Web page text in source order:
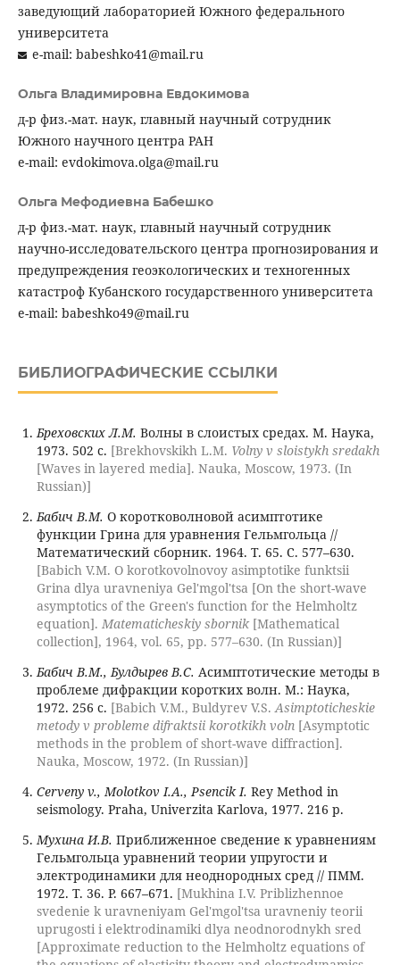
заведующий лабораторией Южного федерального
университета
e-mail: babeshko41@mail.ru
Ольга Владимировна Евдокимова
д-р физ.-мат. наук, главный научный сотрудник
Южного научного центра РАН
e-mail: evdokimova.olga@mail.ru
Ольга Мефодиевна Бабешко
д-р физ.-мат. наук, главный научный сотрудник
научно-исследовательского центра прогнозирования и
предупреждения геоэкологических и техногенных
катастроф Кубанского государственного университета
e-mail: babeshko49@mail.ru
БИБЛИОГРАФИЧЕСКИЕ ССЫЛКИ
Бреховских Л.М. Волны в слоистых средах. М. Наука,
1973. 502 с. [Brekhovskikh L.M. Volny v sloistykh sredakh
[Waves in layered media]. Nauka, Moscow, 1973. (In
Russian)]
Бабич В.М. О коротковолновой асимптотике
функции Грина для уравнения Гельмгольца //
Математический сборник. 1964. Т. 65. С. 577–630.
[Babich V.M. O korotkovolnovoy asimptotike funktsii
Grina dlya uravneniya Gel'mgol'tsa [On the short-wave
asymptotics of the Green's function for the Helmholtz
equation]. Matematicheskiy sbornik[Mathematical
collection], 1964, vol. 65, pp. 577–630. (In Russian)]
Бабич В.М., Булдырев В.С. Асимптотические методы в
проблеме дифракции коротких волн. М.: Наука,
1972. 256 с. [Babich V.M., Buldyrev V.S.Asimptoticheskie
metody v probleme difraktsii korotkikh voln[Asymptotic
methods in the problem of short-wave diffraction].
Nauka, Moscow, 1972. (In Russian)]
Cerveny v., Molotkov I.A., Psencik I. Rey Method in
seismology. Praha, Univerzita Karlova, 1977. 216 p.
Мухина И.В. Приближенное сведение к уравнениям
Гельмгольца уравнений теории упругости и
электродинамики для неоднородных сред // ПММ.
1972. Т. 36. P. 667–671. [Mukhina I.V. Priblizhennoe
svedenie k uravneniyam Gel'mgol'tsa uravneniy teorii
uprugosti i elektrodinamiki dlya neodnorodnykh sred
[Approximate reduction to the Helmholtz equations of